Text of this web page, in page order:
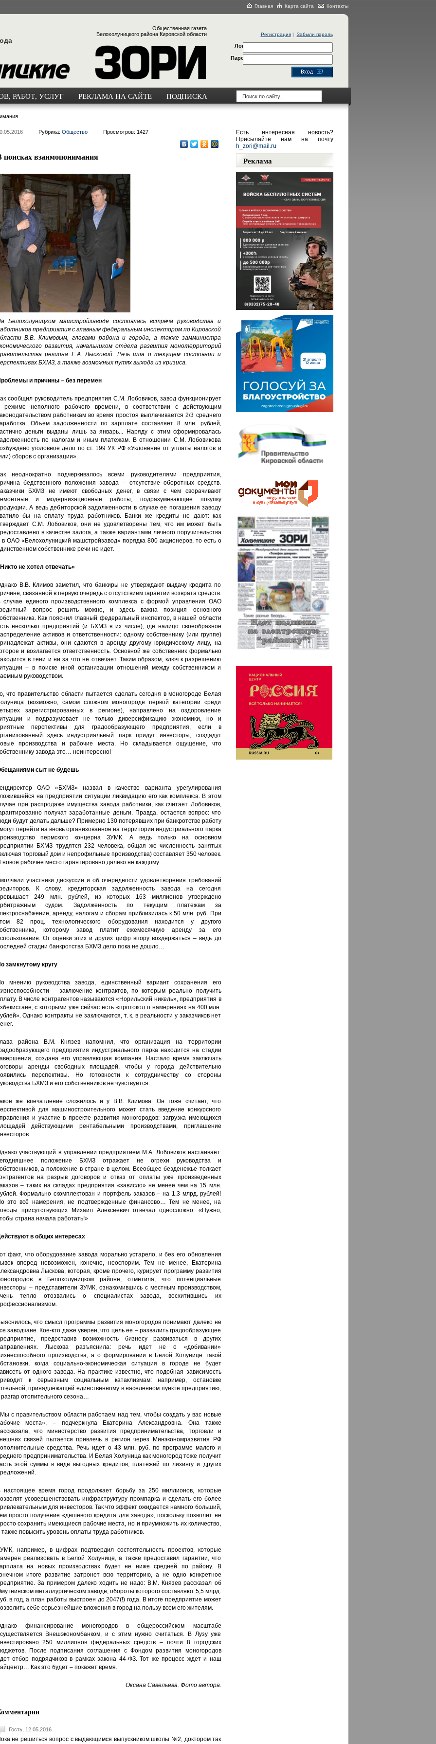
Главная Карта сайта Контакты
Общественная газета
Белохолуницкого района Кировской области
Регистрация| Забыли пароль
Логин
Пароль
РАБОТ, УСЛУГ РЕКЛАМА НА САЙТЕ ПОДПИСКА
Рубрика: Общество Просмотров: 1427
поисках взаимопонимания
Белохолуницком машстройзаводе состоялась встреча руководства и
предприятия с главным федеральным инспектором по Кировской
В.В. Климовым, главами района и города, а также замминистра
развития, начальником отдела развития монотерриторий
региона Е.А. Лысковой. Речь шла о текущем состоянии и
БХМЗ, а также возможных путях выхода из кризиса.
и причины – без перемен
сообщил руководитель предприятия С.М. Лобовиков, завод функционирует
режиме неполного рабочего времени, в соответствии с действующим
работникам во время простоя выплачивается 2/3 среднего
Объем задолженности по зарплате составляет 8 млн. рублей,
деньги выданы лишь за январь... Наряду с этим сформировалась
по налогам и иным платежам. В отношении С.М. Лобовикова
уголовное дело по ст. 199 УК РФ «Уклонение от уплаты налогов и
сборов с организации».
неоднократно подчеркивалось всеми руководителями предприятия,
бедственного положения завода – отсутствие оборотных средств.
БХМЗ не имеют свободных денег, в связи с чем сворачивают
и модернизационные работы, подразумевающие покупку
А ведь дебиторской задолженности в случае ее погашения заводу
бы на оплату труда работников. Банки же кредиты не дают: как
С.М. Лобовиков, они не удовлетворены тем, что им может быть
в качестве залога, а также вариантами личного поручительства
в ОАО «Белохолуницкий машстройзавод» порядка 800 акционеров, то есть о
собственнике речи не идет.
не хотел отвечать»
В.В. Климов заметил, что банкиры не утверждают выдачу кредита по
связанной в первую очередь с отсутствием гарантии возврата средств.
случае единого производственного комплекса с формой управления ОАО
вопрос решить можно, и здесь важна позиция основного
Как пояснил главный федеральный инспектор, в нашей области
несколько предприятий (и БХМЗ в их числе), где налицо своеобразное
активов и ответственности: одному собственнику (или группе)
активы, они сдаются в аренду другому юридическому лицу, на
и возлагается ответственность. Основной же собственник формально
в тени и ни за что не отвечает. Таким образом, ключ к разрешению
– в поиске иной организации отношений между собственником и
руководством.
что правительство области пытается сделать сегодня в моногороде Белая
(возможно, самом сложном моногороде первой категории среди
зарегистрированных в регионе), направлено на оздоровление
и подразумевает не только диверсификацию экономики, но и
перспективы для градообразующего предприятия, если в
здесь индустриальный парк придут инвесторы, создадут
производства и рабочие места. Но складывается ощущение, что
завода это… неинтересно!
сыт не будешь
ОАО «БХМЗ» назвал в качестве варианта урегулирования
на предприятии ситуации ликвидацию его как комплекса. В этом
при распродаже имущества завода работники, как считает Лобовиков,
получат заработанные деньги. Правда, остается вопрос: что
будут делать дальше? Примерно 130 потерявших при банкротстве работу
перейти на вновь организованное на территории индустриального парка
пермского концерна ЗУМК. А ведь только на основном
БХМЗ трудятся 232 человека, общая же численность занятых
торговый дом и непрофильные производства) составляет 350 человек.
новое рабочее место гарантировано далеко не каждому…
участники дискуссии и об очередности удовлетворения требований
К слову, кредиторская задолженность завода на сегодня
249 млн. рублей, из которых 163 миллионов утверждено
судом. Задолженность по текущим платежам за
аренду, налогам и сборам приблизилась к 50 млн. руб. При
82 проц. технологического оборудования находится у другого
которому завод платит ежемесячную аренду за его
От оценки этих и других цифр впору воздержаться – ведь до
стадии банкротства БХМЗ дело пока не дошло…
замкнутому кругу
мнению руководства завода, единственный вариант сохранения его
– заключение контрактов, по которым реально получить
В числе контрагентов называются «Норильский никель», предприятия в
с которыми уже сейчас есть «протокол о намерениях на 400 млн.
Однако контракты не заключаются, т. к. в реальности у заказчиков нет
района В.М. Князев напомнил, что организация на территории
предприятия индустриального парка находится на стадии
создана его управляющая компания. Настало время заключать
аренды свободных площадей, чтобы у города действительно
перспективы. Но готовности к сотрудничеству со стороны
БХМЗ и его собственников не чувствуется.
же впечатление сложилось и у В.В. Климова. Он тоже считает, что
для машиностроительного может стать введение конкурсного
и участие в проекте развития моногородов: загрузка имеющихся
действующими рентабельными производствами, приглашение
участвующий в управлении предприятием М.А. Лобовиков настаивает:
положение БХМЗ отражает не огрехи руководства и
а положение в стране в целом. Всеобщее безденежье толкает
на разрыв договоров и отказ от оплаты уже произведенных
– таких на складах предприятия «зависло» не менее чем на 15 млн.
Формально скомплектован и портфель заказов – на 1,3 млрд. рублей!
это всё намерения, не подтвержденные финансово… Тем не менее, на
присутствующих Михаил Алексеевич отвечал односложно: «Нужно,
страна начала работать!»
в общих интересах
факт, что оборудование завода морально устарело, и без его обновления
вперед невозможен, конечно, неоспорим. Тем не менее, Екатерина
Лыскова, которая, кроме прочего, курирует программу развития
в Белохолуницком районе, отметила, что потенциальные
– представители ЗУМК, ознакомившись с местным производством,
тепло отозвались о специалистах завода, восхитившись их
что смысл программы развития моногородов понимают далеко не
заводчане. Кое-кто даже уверен, что цель ее – развалить градообразующее
предоставив возможность бизнесу развиваться в других
Лыскова разъяснила: речь идет не о «добивании»
производства, а о формировании в Белой Холунице такой
когда социально-экономическая ситуация в городе не будет
от одного завода. На практике известно, что подобная зависимость
к серьезным социальным катаклизмам: например, остановке
принадлежащей единственному в населенном пункте предприятию,
разгар отопительного сезона…
с правительством области работаем над тем, чтобы создать у вас новые
места», – подчеркнула Екатерина Александровна. Она также
что министерство развития предпринимательства, торговли и
связей пытается привлечь в регион через Минэкономразвития РФ
средства. Речь идет о 43 млн. руб. по программе малого и
предпринимательства. И Белая Холуница как моногород тоже получит
этой суммы в виде выгодных кредитов, платежей по лизингу и других
настоящее время город продолжает борьбу за 250 миллионов, которые
усовершенствовать инфраструктуру промпарка и сделать его более
для инвесторов. Так что эффект ожидается намного больший,
просто получение «дешевого кредита для завода», поскольку позволит не
сохранить имеющиеся рабочие места, но и приумножить их количество,
также повысить уровень оплаты труда работников.
например, в цифрах подтвердил состоятельность проектов, которые
реализовать в Белой Холунице, а также предоставил гарантии, что
на новых производствах будет не ниже средней по району. В
итоге развитие затронет всю территорию, а не одно конкретное
За примером далеко ходить не надо: В.М. Князев рассказал об
металлургическом заводе, обороты которого составляют 5,5 млрд.
в год, а план работы выстроен до 2047(!) года. В итоге предприятие может
себе серьезнейшие вложения в город на пользу всем его жителям.
финансирование моногородов в общероссийском масштабе
Внешэкономбанком, и с этим нужно считаться. В Лузу уже
250 миллионов федеральных средств – почти 8 городских
После подписания соглашения с Фондом развития моногородов
отбор подрядчиков в рамках закона 44-ФЗ. Тот же процесс ждет и наш
Как это будет – покажет время.
Оксана Савельева. Фото автора.
Гость, 12.05.2016
не решиться вопрос с выдающимся выпускником школы №2, доктором так
Есть интересная новость?
Присылайте нам на почту
h_zori@mail.ru
Реклама